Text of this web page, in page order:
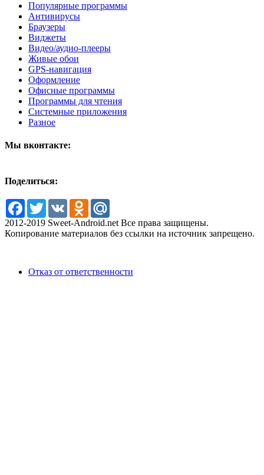
Популярные программы
Антивирусы
Браузеры
Виджеты
Видео/аудио-плееры
Живые обои
GPS-навигация
Оформление
Офисные программы
Программы для чтения
Системные приложения
Разное
Мы вконтакте:
Поделиться:
Facebook
TwitterVK Odnoklassniki
2012-2019 Sweet-Android.net Все права защищены.
Копирование материалов без ссылки на источник запрещено.
Отказ от ответственности